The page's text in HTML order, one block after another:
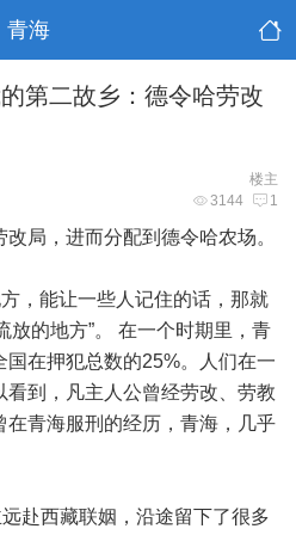
青海
第二故乡：德令哈劳改
楼主
3144 1
局，进而分配到德令哈农场。
，能让一些人记住的话，那就
放的地方”。 在一个时期里，青
在押犯总数的25%。人们在一
到，凡主人公曾经劳改、劳教
青海服刑的经历，青海，几乎
赴西藏联姻，沿途留下了很多